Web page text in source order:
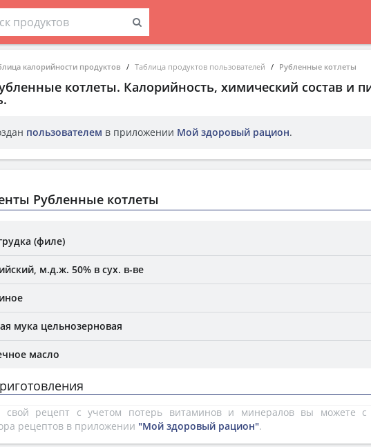
калорийности продуктов Таблица продуктов пользователей Рубленные котлеты
котлеты. Калорийность, химический состав и
пользователем в приложении Мой здоровый рацион.
Рубленные котлеты
(филе)
м.д.ж. 50% в сух. в-ве
мука цельнозерновая
масло
свой рецепт с учетом потерь витаминов и минералов вы можете
рецептов в приложении "Мой здоровый рацион".